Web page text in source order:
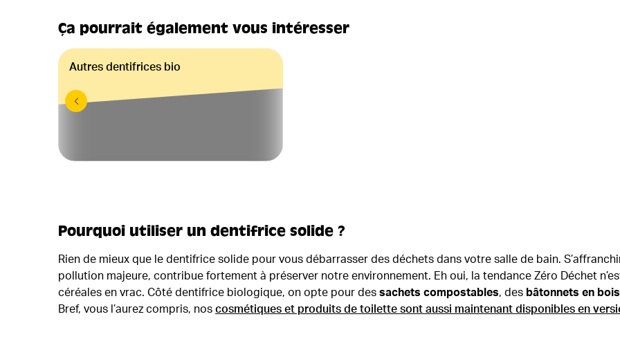
Ça pourrait également vous intéresser
Autres dentifrices bio
Pourquoi utiliser un dentifrice solide ?
Rien de mieux que le dentifrice solide pour vous débarrasser des déchets dans votre salle de bain.
pollution majeure, contribue fortement à préserver notre environnement. Eh oui, la tendance Zéro Déchet
céréales en vrac. Côté dentifrice biologique, on opte pour des sachets compostables, des bâtonnets en bois
Bref, vous l’aurez compris, nos cosmétiques et produits de toilette sont aussi maintenant disponibles en